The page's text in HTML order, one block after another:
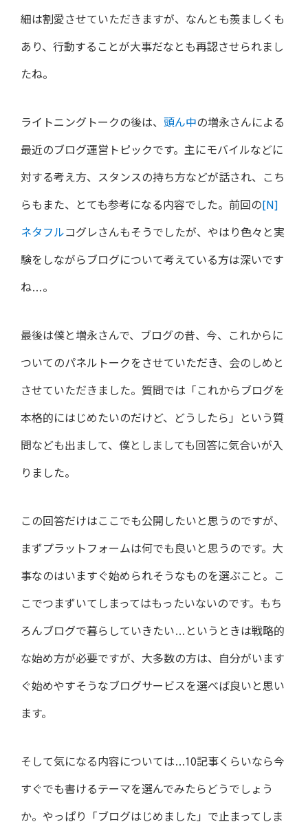
細は割愛させていただきますが、なんとも羨ましくも
あり、行動することが大事だなとも再認させられまし
たね。
ライトニングトークの後は、 頭ん中の増永さんによる
最近のブログ運営トピックです。主にモバイルなどに
対する考え方、スタンスの持ち方などが話され、こち
らもまた、とても参考になる内容でした。前回の [N]
ネタフルコグレさんもそうでしたが、やはり色々と実
験をしながらブログについて考えている方は深いです
ね…。
最後は僕と増永さんで、ブログの昔、今、これからに
ついてのパネルトークをさせていただき、会のしめと
させていただきました。質問では「これからブログを
本格的にはじめたいのだけど、どうしたら」という質
問なども出まして、僕としましても回答に気合いが入
りました。
この回答だけはここでも公開したいと思うのですが、
まずプラットフォームは何でも良いと思うのです。大
事なのはいますぐ始められそうなものを選ぶこと。こ
こでつまずいてしまってはもったいないのです。もち
ろんブログで暮らしていきたい…というときは戦略的
な始め方が必要ですが、大多数の方は、自分がいます
ぐ始めやすそうなブログサービスを選べば良いと思い
ます。
そして気になる内容については…10記事くらいなら今
すぐでも書けるテーマを選んでみたらどうでしょう
か。やっぱり「ブログはじめました」で止まってしま